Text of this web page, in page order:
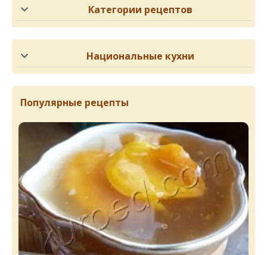
Категории рецептов
Национальные кухни
Популярные рецепты